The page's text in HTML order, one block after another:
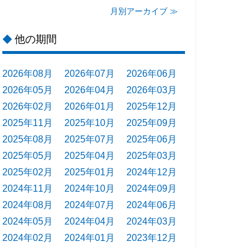
月別アーカイブ ≫
◆ 他の期間
2026年08月 2026年07月
2026年06月
2026年05月
2026年04月
2026年03月
2026年02月
2026年01月
2025年12月
2025年11月
2025年10月
2025年09月
2025年08月
2025年07月
2025年06月
2025年05月
2025年04月
2025年03月
2025年02月
2025年01月
2024年12月
2024年11月
2024年10月
2024年09月
2024年08月
2024年07月
2024年06月
2024年05月
2024年04月
2024年03月
2024年02月
2024年01月
2023年12月